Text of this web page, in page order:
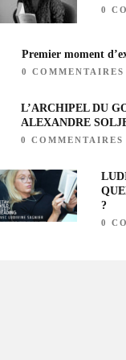
0
Premier moment
0 COMMENTAIRES
L’ARCHIPEL DU
ALEXANDRE
0 COMMENTAIRES
?
0